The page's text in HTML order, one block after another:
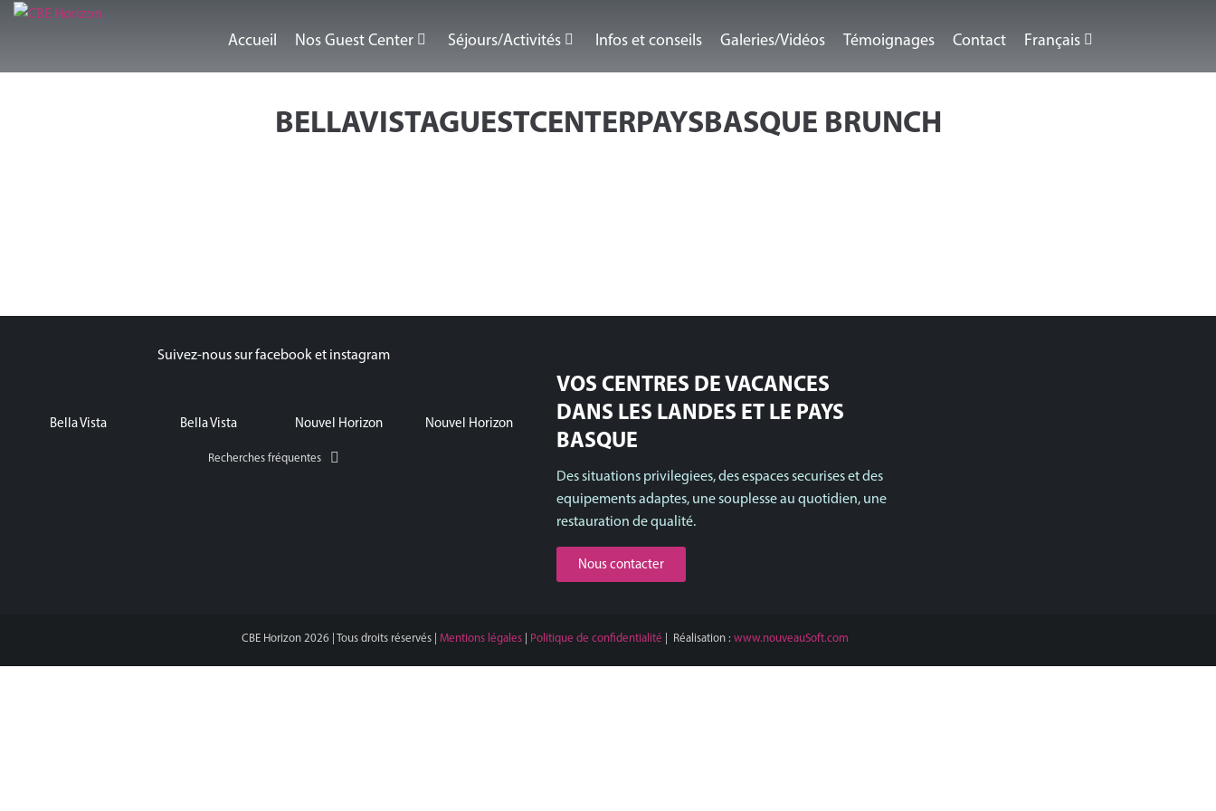
Accueil Nos Guest Center Séjours/Activités Infos et conseils Galeries/Vidéos Témoignages Contact Français
BELLAVISTAGUESTCENTERPAYSBASQUE BRUNCH
Suivez-nous sur facebook et instagram
Bella Vista Bella Vista Nouvel Horizon Nouvel Horizon
Recherches fréquentes
VOS CENTRES DE VACANCES
DANS LES LANDES ET LE PAYS
BASQUE
Des situations privilegiees, des espaces securises et des
equipements adaptes, une souplesse au quotidien, une
restauration de qualité.
Nous contacter
CBE Horizon 2026 | Tous droits réservés | Mentions légales Politique de confidentialité | Réalisation : www.nouveauSoft.com